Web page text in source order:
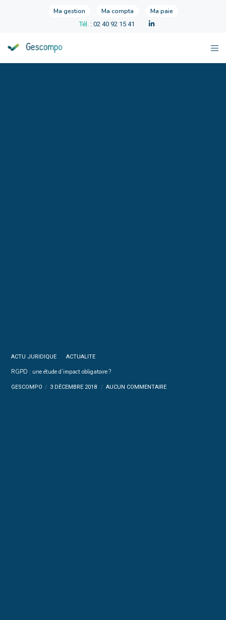
Ma gestion Ma compta Ma paie
Tél. : 02 40 92 15 41
ACTU JURIDIQUE ACTUALITE
RGPD : une étude d’impact obligatoire ?
GESCOMPO 3 DÉCEMBRE 2018 AUCUN COMMENTAIRE